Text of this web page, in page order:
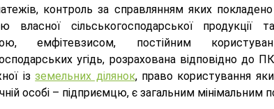
контроль за справлянням яких
власної сільськогосподарської
емфітевзисом, постійним
угідь, розрахована відповідно до
ізземельних ділянок, право користування
особі – підприємцю, є загальним мінімальним